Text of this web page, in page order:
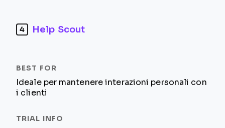
4 Help Scout
Ideale per mantenere interazioni personali con
i clienti